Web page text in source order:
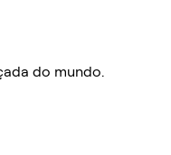
do mundo.